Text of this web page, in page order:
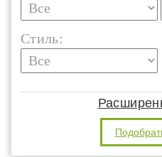
Стиль: